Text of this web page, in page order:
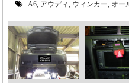
A6, アウディ ウィンカー オー